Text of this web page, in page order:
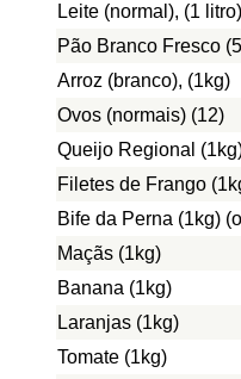
Leite (normal), (1 litro)
Pão Branco Fresco
Arroz (branco), (1kg)
Ovos (normais) (12)
Queijo Regional
Filetes de Frango
Bife da Perna (1kg)
Maçãs (1kg)
Banana (1kg)
Laranjas (1kg)
Tomate (1kg)